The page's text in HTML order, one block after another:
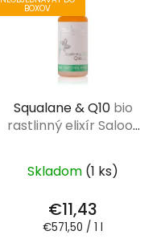
BOXOV
Squalane & Q10 bio
rastlinný elixír Saloos
Skladom (1 ks)
€11,43
Jednotková
€571,50 / 1 l